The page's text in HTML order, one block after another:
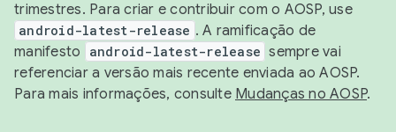
trimestres. Para criar e contribuir com o AOSP, use
android-latest-release . A ramificação de
manifesto
android-latest-release sempre vai
referenciar a versão mais recente enviada ao AOSP.
Para mais informações, consulte Mudanças no AOSP.